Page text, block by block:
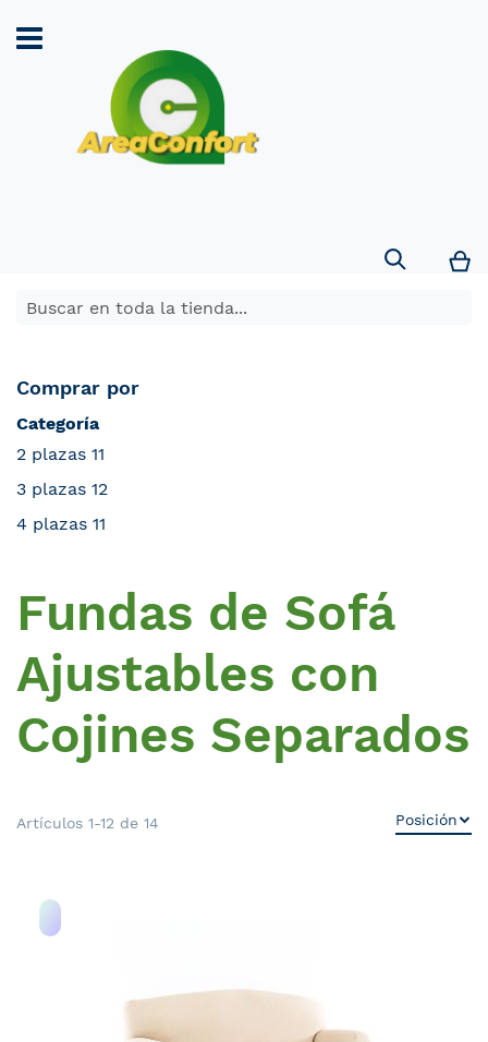
Search
Comprar por
Categoría
2 plazas 11
3 plazas 12
4 plazas 11
Fundas de Sofá
Ajustables con
Cojines Separados
Artículos 1-12 de 14